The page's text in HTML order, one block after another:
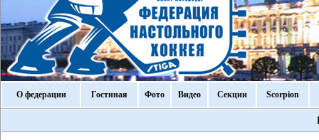
О федерации Гостиная Фото Видео Секции Scorpion